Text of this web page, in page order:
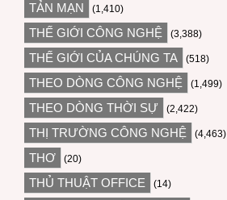
TẢN MẠN (1,410)
THẾ GIỚI CÔNG NGHỆ (3,388)
THẾ GIỚI CỦA CHÚNG TA (518)
THEO DÒNG CÔNG NGHỆ (1,499)
THEO DÒNG THỜI SỰ (2,422)
THỊ TRƯỜNG CÔNG NGHỆ (4,463)
THƠ (20)
THỦ THUẬT OFFICE (14)